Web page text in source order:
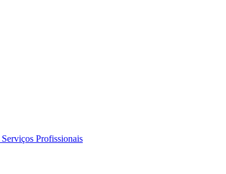
Serviços Profissionais